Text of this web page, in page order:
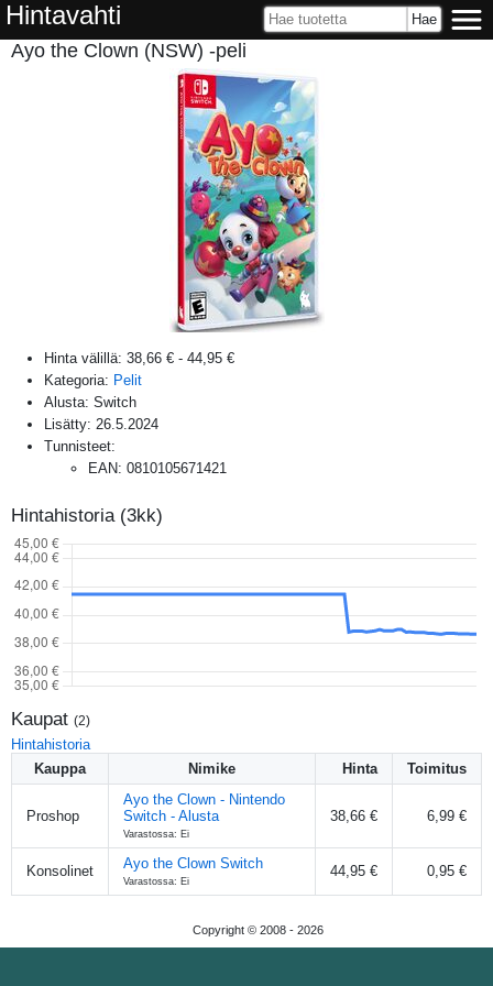
Hintavahti
Ayo the Clown (NSW) -peli
Hinta välillä: 38,66 € - 44,95 €
Kategoria: Pelit
Alusta: Switch
Lisätty: 26.5.2024
Tunnisteet:
EAN: 0810105671421
Hintahistoria (3kk)
Kaupat (2)
Hintahistoria
Kauppa
Nimike Hinta Toimitus
Proshop
Ayo the Clown - Nintendo
Switch - Alusta
Varastossa: Ei
38,66 € 6,99 €
Konsolinet Ayo the Clown Switch
Varastossa: Ei
44,95 € 0,95 €
Copyright © 2008 - 2026